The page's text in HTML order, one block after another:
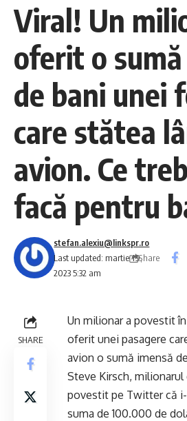
Viral! Un
oferit o
de bani unei
care stătea
avion. Ce
facă pentru
Last updated: martie 19,
2023 5:32 am
stefan.alexiu@linkspr.ro
Share
SHARE
Un milionar a povestit
oferit unei pasagere
avion o sumă imensă
Steve Kirsch, milionarul
povestit pe Twitter că
suma de 100.000 de